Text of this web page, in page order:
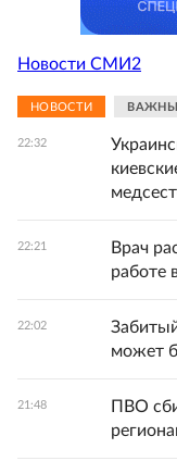
Новости СМИ2
НОВОСТИ
22:32
22:21
Врач
работе
22:02
может
21:48
ПВО